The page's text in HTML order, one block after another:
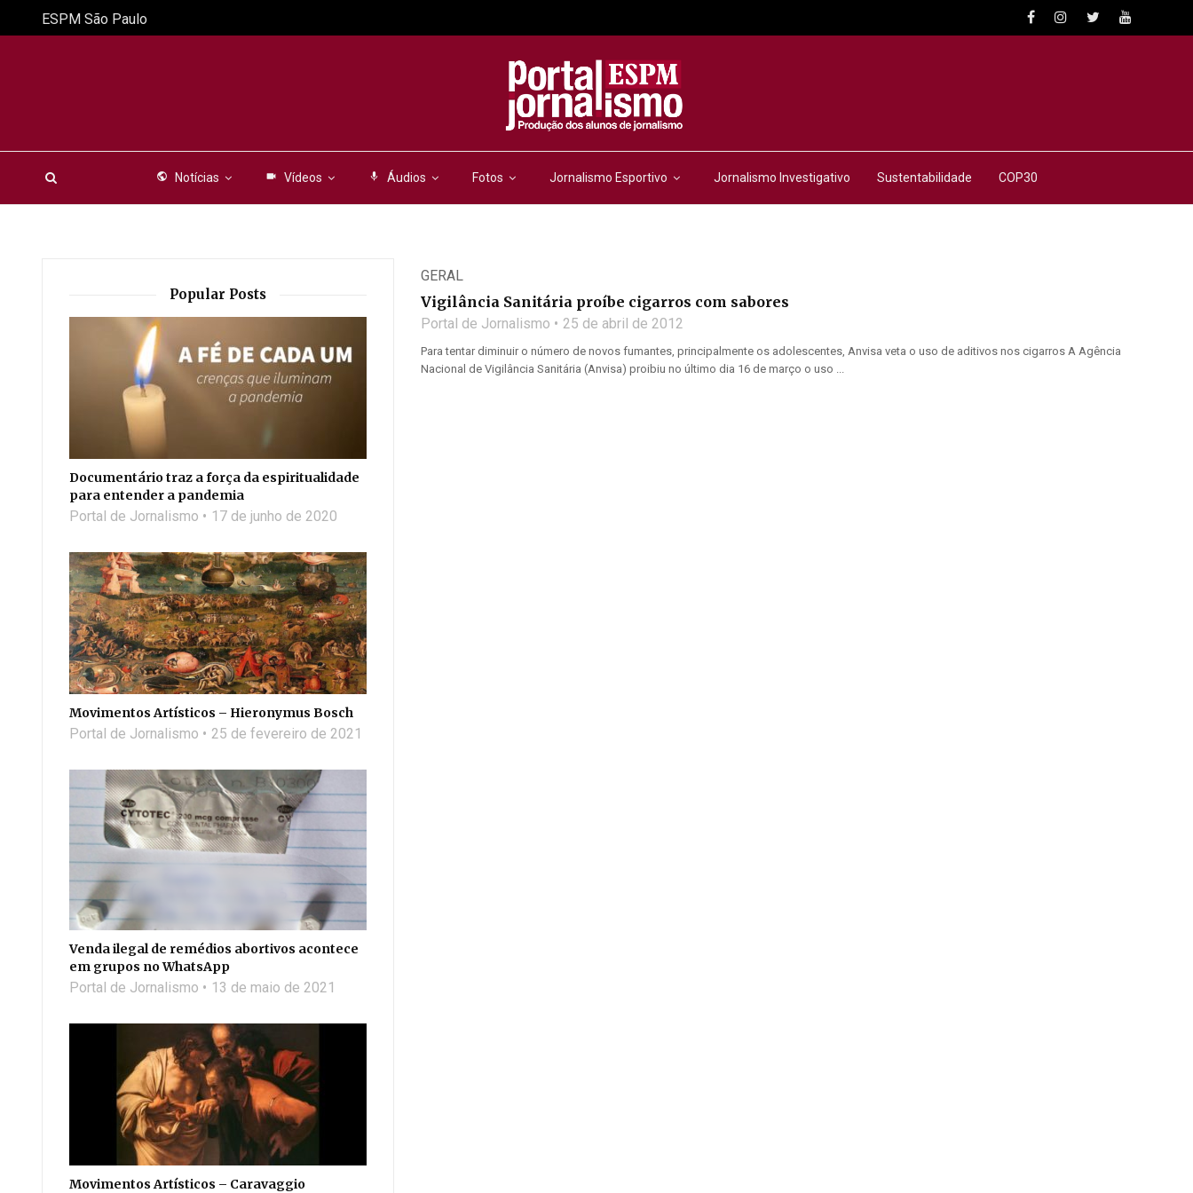
public Notícias videocam Vídeos mic Áudios Fotos Jornalismo Esportivo Jornalismo Investigativo Sustentabilidade COP30
ESPM São Paulo
GERAL
Vigilância Sanitária proíbe cigarros com sabores
Portal de Jornalismo 25 de abril de 2012
Para tentar diminuir o número de novos fumantes, principalmente os adolescentes, Anvisa veta o uso de aditivos nos cigarros A Agência
Nacional de Vigilância Sanitária (Anvisa) proibiu no último dia 16 de março o uso ...
Popular Posts
Documentário traz a força da espiritualidade
para entender a pandemia
Portal de Jornalismo 17 de junho de 2020
Movimentos Artísticos – Hieronymus Bosch
Portal de Jornalismo 25 de fevereiro de 2021
Venda ilegal de remédios abortivos acontece
em grupos no WhatsApp
Portal de Jornalismo 13 de maio de 2021
Movimentos Artísticos – Caravaggio